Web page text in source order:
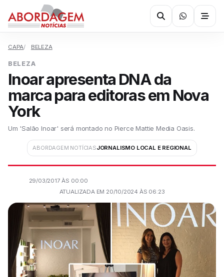
CAPA BELEZA
BELEZA
Inoar apresenta DNA da
marca para editoras em Nova
York
Um 'Salão Inoar' será montado no Pierce Mattie Media Oasis.
ABORDAGEM NOTÍCIASJORNALISMO LOCAL E REGIONAL
29/03/2017 ÀS 00:00
ATUALIZADA EM 20/10/2024 ÀS 06:23